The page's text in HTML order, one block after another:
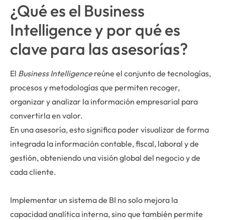
¿Qué es el Business
Intelligence y por qué es
clave para las asesorías?
El Business Intelligencereúne el conjunto de tecnologías,
procesos y metodologías que permiten recoger,
organizar y analizar la información empresarial para
convertirla en valor.
En una asesoría, esto significa poder visualizar de forma
integrada la información contable, fiscal, laboral y de
gestión, obteniendo una visión global del negocio y de
cada cliente.
Implementar un sistema de BI no solo mejora la
capacidad analítica interna, sino que también permite